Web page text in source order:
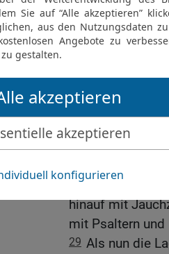
über Tausend
heraufzuholen
26 Und weil Gott
HERRN
Widder.
27 Und David
desgleichen alle
und Kenanja,
David den
28
So brachte
hinauf mit
mit Psaltern und
29 Als nun die